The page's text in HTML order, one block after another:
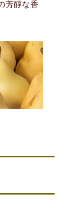
芳醇な香